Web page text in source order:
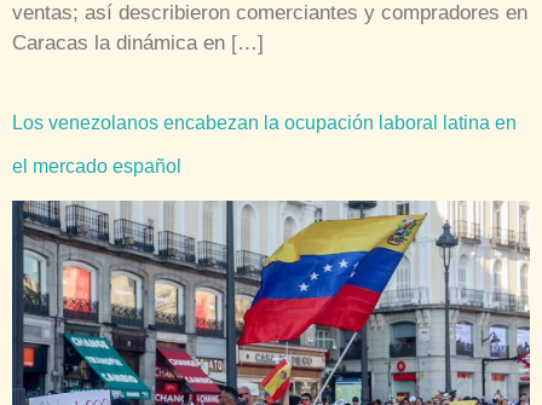
ventas; así describieron comerciantes y compradores en
Caracas la dinámica en […]
Los venezolanos encabezan la ocupación laboral latina en
el mercado español